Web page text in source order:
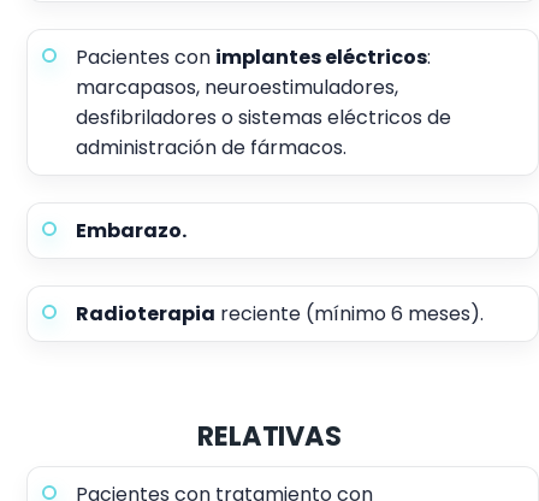
Pacientes con implantes eléctricos:
marcapasos, neuroestimuladores,
desfibriladores o sistemas eléctricos de
administración de fármacos.
Embarazo.
Radioterapia reciente (mínimo 6 meses).
RELATIVAS
Pacientes con tratamiento con